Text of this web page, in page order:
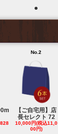
No.2
【ご自宅用】店
長セレクト 72
10,000円(税込11,0
00円)